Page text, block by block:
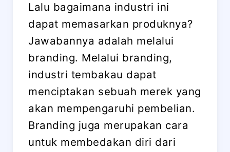
Lalu bagaimana industri ini
dapat memasarkan produknya?
Jawabannya adalah melalui
branding. Melalui branding,
industri tembakau dapat
menciptakan sebuah merek yang
akan mempengaruhi pembelian.
Branding juga merupakan cara
untuk membedakan diri dari